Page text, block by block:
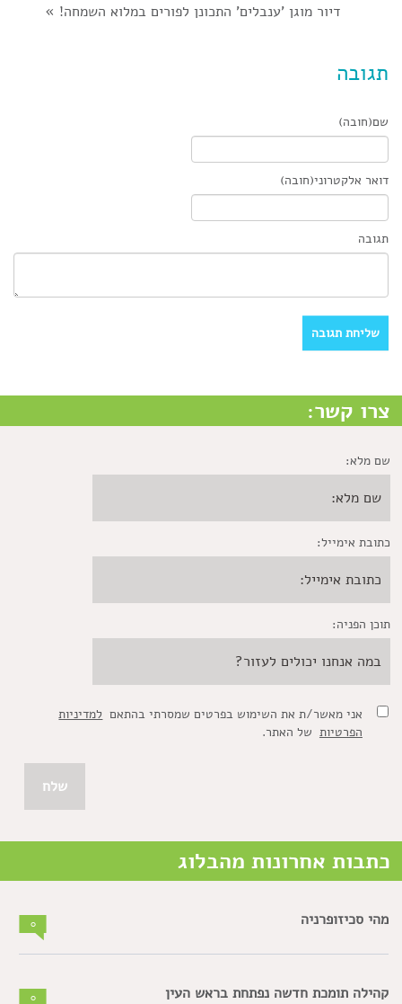
דיור מוגן 'ענבלים' התכונן לפורים במלוא השמחה!»
תגובה
שם(חובה)
דואר אלקטרוני(חובה)
תגובה
צרו קשר:
שם מלא:
כתובת אימייל:
תוכן הפניה:
אני מאשר/ת את השימוש בפרטים שמסרתי בהתאם למדיניות
הפרטיותשל האתר.
כתבות אחרונות מהבלוג
מהי סכיזופרניה
קהילה תומכת חדשה נפתחת בראש העין